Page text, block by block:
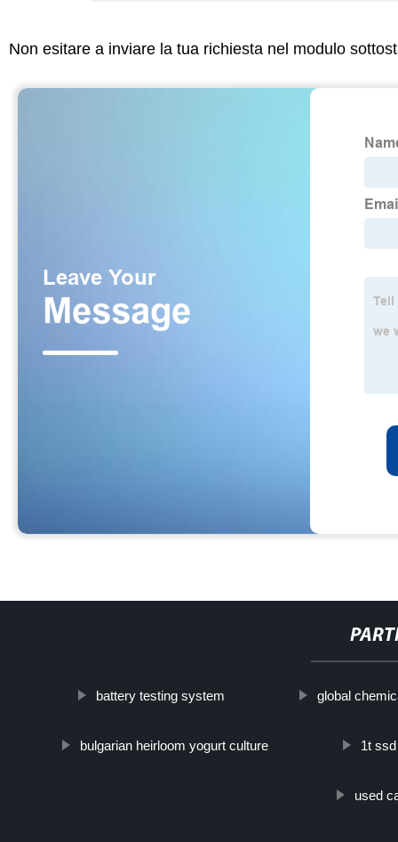
Non esitare a inviare la tua richiesta nel modulo
battery testing system global
bulgarian heirloom yogurt culture 1t
used